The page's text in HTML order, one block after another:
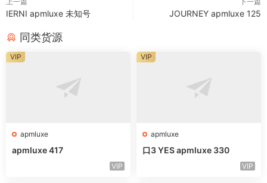
IERNI apmluxe 未知号 JOURNEY apmluxe 125
同类货源
apmluxe
apmluxe 417
VIP
VIP
apmluxe
口3 YES apmluxe 330
VIP
VIP